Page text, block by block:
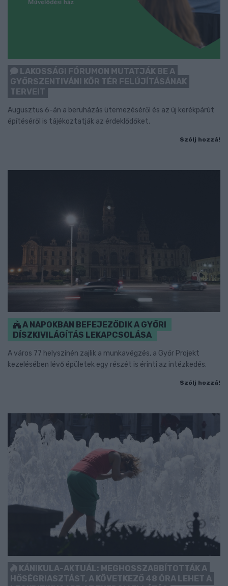
LAKOSSÁGI FÓRUMON MUTATJÁK BE A
GYŐRSZENTIVÁNI KÖR TÉR FELÚJÍTÁSÁNAK
TERVEIT
Augusztus 6-án a beruházás ütemezéséről és az új kerékpárút
építéséről is tájékoztatják az érdeklődőket.
Szólj hozzá!
A NAPOKBAN BEFEJEZŐDIK A GYŐRI
DÍSZKIVILÁGÍTÁS LEKAPCSOLÁSA
A város 77 helyszínén zajlik a munkavégzés, a Győr Projekt
kezelésében lévő épületek egy részét is érinti az intézkedés.
Szólj hozzá!
KÁNIKULA-AKTUÁL: MEGHOSSZABBÍTOTTÁK A
HŐSÉGRIASZTÁST, A KÖVETKEZŐ 48 ÓRA LEHET A